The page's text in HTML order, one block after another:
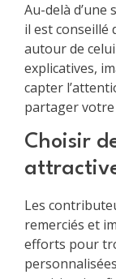
Au-delà
il est conseillé
autour de
explicatives,
capter
partager votre
Choisir
Les
remerciés et
efforts pour